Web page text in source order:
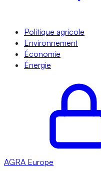
Politique agricole
Environnement
Économie
Énergie
AGRA Europe